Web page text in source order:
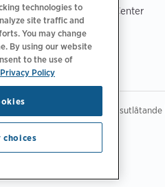
Driver Support Center
Trust Center
Tillgänglighetsutlåtande|
Inc. Med ensamrätt.
technologies to
site traffic and
You may change
By using our website
to the use of
Privacy Policy
choices